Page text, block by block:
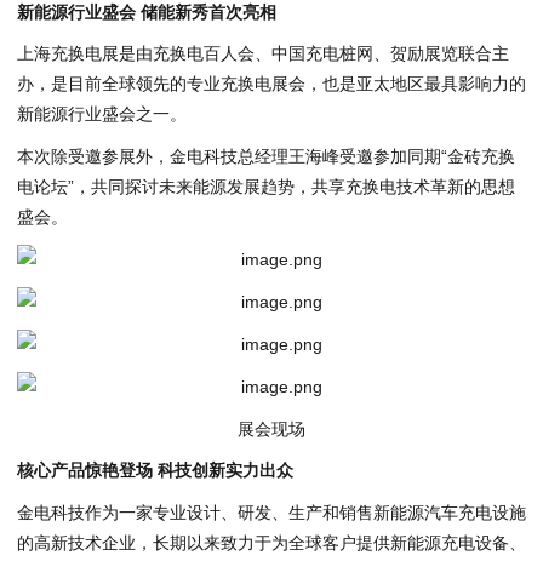
新能源行业盛会 储能新秀首次亮相
上海充换电展是由充换电百人会、中国充电桩网、贺励展览联合主
办，是目前全球领先的专业充换电展会，也是亚太地区最具影响力的
新能源行业盛会之一。
本次除受邀参展外，金电科技总经理王海峰受邀参加同期“金砖充换
电论坛”，共同探讨未来能源发展趋势，共享充换电技术革新的思想
盛会。
展会现场
核心产品惊艳登场 科技创新实力出众
金电科技作为一家专业设计、研发、生产和销售新能源汽车充电设施
的高新技术企业，长期以来致力于为全球客户提供新能源充电设备、